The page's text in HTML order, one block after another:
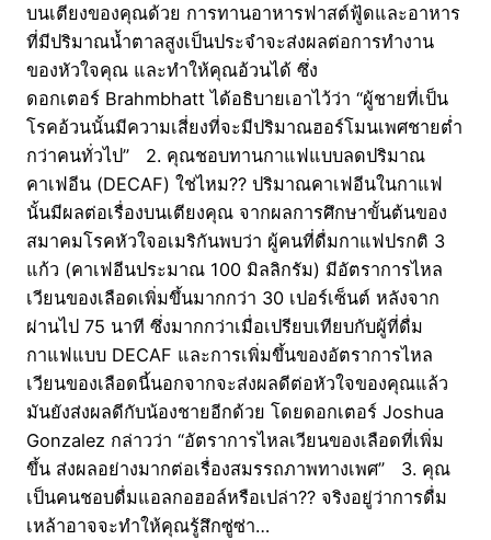
บนเตียงของคุณด้วย การทานอาหารฟาสต์ฟู้ดและอาหาร
ที่มีปริมาณน้ำตาลสูงเป็นประจำจะส่งผลต่อการทำงาน
ของหัวใจคุณ และทำให้คุณอ้วนได้ ซึ่ง
ดอกเตอร์ Brahmbhatt ได้อธิบายเอาไว้ว่า “ผู้ชายที่เป็น
โรคอ้วนนั้นมีความเสี่ยงที่จะมีปริมาณฮอร์โมนเพศชายต่ำ
กว่าคนทั่วไป” 2. คุณชอบทานกาแฟแบบลดปริมาณ
คาเฟอีน (DECAF) ใช่ไหม?? ปริมาณคาเฟอีนในกาแฟ
นั้นมีผลต่อเรื่องบนเตียงคุณ จากผลการศึกษาขั้นต้นของ
สมาคมโรคหัวใจอเมริกันพบว่า ผู้คนที่ดื่มกาแฟปรกติ 3
แก้ว (คาเฟอีนประมาณ 100 มิลลิกรัม) มีอัตราการไหล
เวียนของเลือดเพิ่มขึ้นมากกว่า 30 เปอร์เซ็นต์ หลังจาก
ผ่านไป 75 นาที ซึ่งมากกว่าเมื่อเปรียบเทียบกับผู้ที่ดื่ม
กาแฟแบบ DECAF และการเพิ่มขึ้นของอัตราการไหล
เวียนของเลือดนี้นอกจากจะส่งผลดีต่อหัวใจของคุณแล้ว
มันยังส่งผลดีกับน้องชายอีกด้วย โดยดอกเตอร์ Joshua
Gonzalez กล่าวว่า “อัตราการไหลเวียนของเลือดที่เพิ่ม
ขึ้น ส่งผลอย่างมากต่อเรื่องสมรรถภาพทางเพศ” 3. คุณ
เป็นคนชอบดื่มแอลกอฮอล์หรือเปล่า?? จริงอยู่ว่าการดื่ม
เหล้าอาจจะทำให้คุณรู้สึกซู่ซ่า…